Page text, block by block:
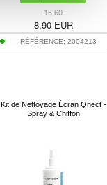
16,60
8,90EUR
RÉFÉRENCE:2004213
Kit de Nettoyage Écran Qnect -
Spray & Chiffon